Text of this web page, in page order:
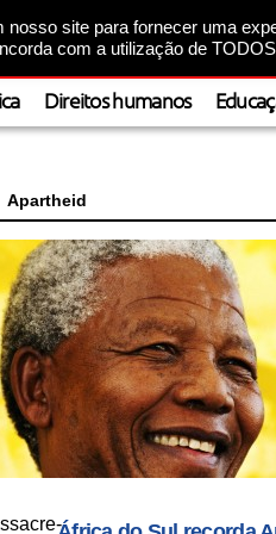
nosso site para fornecer uma
com a utilização de
Direitos humanos
Apartheid